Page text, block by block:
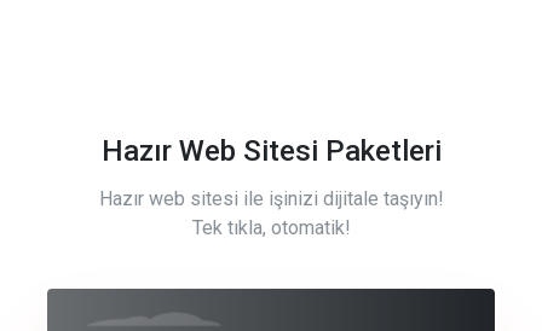
Hazır Web Sitesi Paketleri
Hazır web sitesi ile işinizi dijitale taşıyın!
Tek tıkla, otomatik!